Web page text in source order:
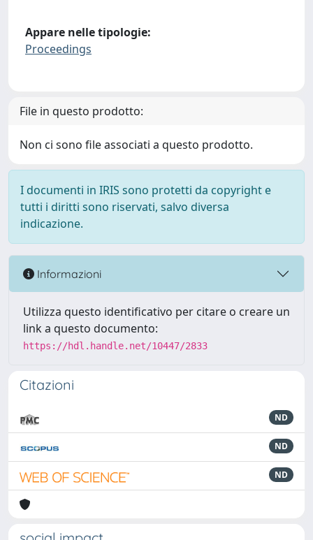
Appare nelle tipologie:
Proceedings
File in questo prodotto:
Non ci sono file associati a questo prodotto.
I documenti in IRIS sono protetti da copyright e
tutti i diritti sono riservati, salvo diversa
indicazione.
Informazioni
Utilizza questo identificativo per citare o creare un
link a questo documento:
https://hdl.handle.net/10447/2833
Citazioni
ND
ND
ND